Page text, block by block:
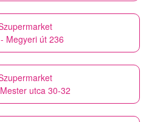
Megyeri út 236
utca 30-32